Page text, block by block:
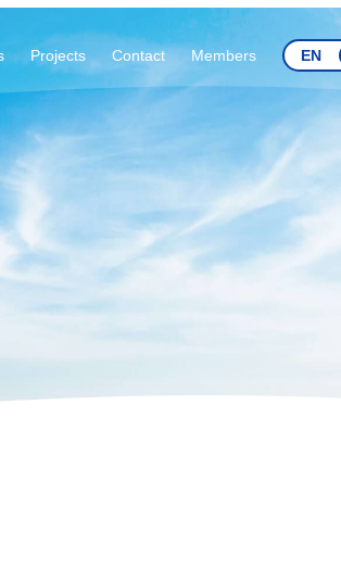
Projects Contact Members EN